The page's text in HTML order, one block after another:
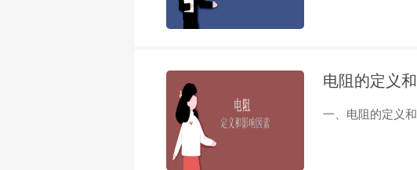
电阻的定义
一、电阻的定义